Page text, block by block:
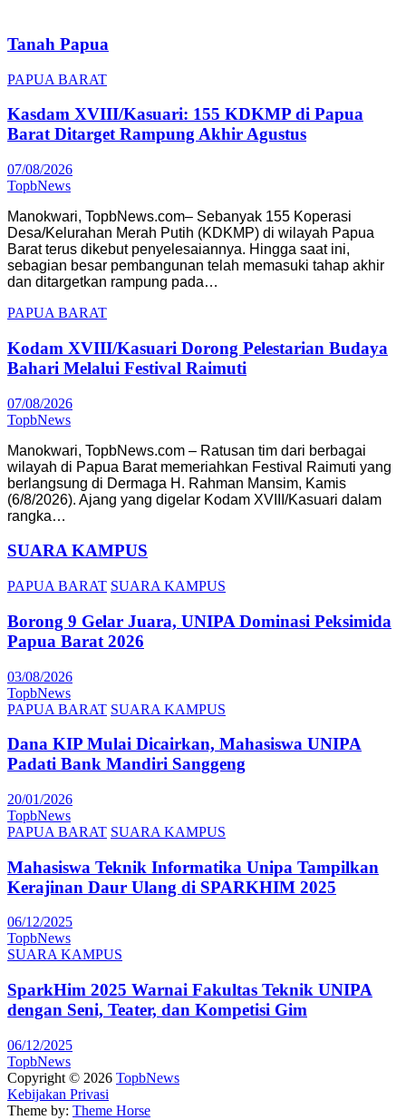
Tanah Papua
PAPUA BARAT
Kasdam XVIII/Kasuari: 155 KDKMP di Papua
Barat Ditarget Rampung Akhir Agustus
07/08/2026
TopbNews
Manokwari, TopbNews.com– Sebanyak 155 Koperasi
Desa/Kelurahan Merah Putih (KDKMP) di wilayah Papua
Barat terus dikebut penyelesaiannya. Hingga saat ini,
sebagian besar pembangunan telah memasuki tahap akhir
dan ditargetkan rampung pada…
PAPUA BARAT
Kodam XVIII/Kasuari Dorong Pelestarian Budaya
Bahari Melalui Festival Raimuti
07/08/2026
TopbNews
Manokwari, TopbNews.com – Ratusan tim dari berbagai
wilayah di Papua Barat memeriahkan Festival Raimuti yang
berlangsung di Dermaga H. Rahman Mansim, Kamis
(6/8/2026). Ajang yang digelar Kodam XVIII/Kasuari dalam
rangka…
SUARA KAMPUS
PAPUA BARAT SUARA KAMPUS
Borong 9 Gelar Juara, UNIPA Dominasi Peksimida
Papua Barat 2026
03/08/2026
TopbNews
PAPUA BARAT SUARA KAMPUS
Dana KIP Mulai Dicairkan, Mahasiswa UNIPA
Padati Bank Mandiri Sanggeng
20/01/2026
TopbNews
PAPUA BARAT SUARA KAMPUS
Mahasiswa Teknik Informatika Unipa Tampilkan
Kerajinan Daur Ulang di SPARKHIM 2025
06/12/2025
TopbNews
SUARA KAMPUS
SparkHim 2025 Warnai Fakultas Teknik UNIPA
dengan Seni, Teater, dan Kompetisi Gim
06/12/2025
TopbNews
Copyright © 2026 TopbNews
Kebijakan Privasi
Theme by: Theme Horse